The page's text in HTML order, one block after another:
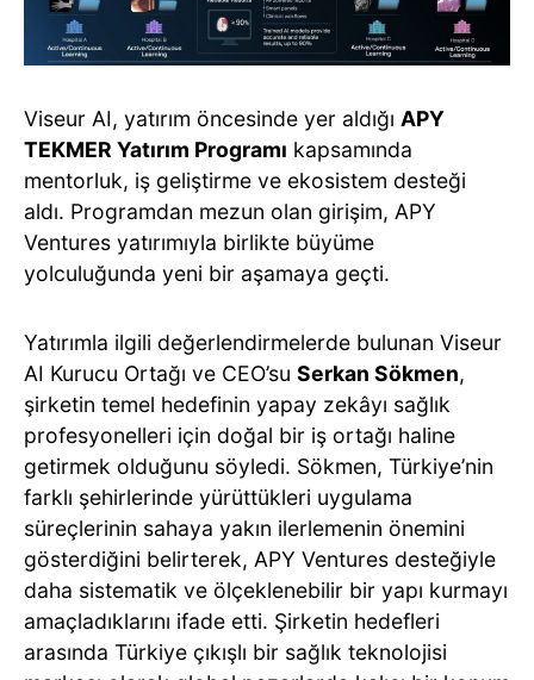
Viseur AI, yatırım öncesinde yer aldığı APY
TEKMER Yatırım Programı kapsamında
mentorluk, iş geliştirme ve ekosistem desteği
aldı. Programdan mezun olan girişim, APY
Ventures yatırımıyla birlikte büyüme
yolculuğunda yeni bir aşamaya geçti.
Yatırımla ilgili değerlendirmelerde bulunan Viseur
AI Kurucu Ortağı ve CEO’su Serkan Sökmen,
şirketin temel hedefinin yapay zekâyı sağlık
profesyonelleri için doğal bir iş ortağı haline
getirmek olduğunu söyledi. Sökmen, Türkiye’nin
farklı şehirlerinde yürüttükleri uygulama
süreçlerinin sahaya yakın ilerlemenin önemini
gösterdiğini belirterek, APY Ventures desteğiyle
daha sistematik ve ölçeklenebilir bir yapı kurmayı
amaçladıklarını ifade etti. Şirketin hedefleri
arasında Türkiye çıkışlı bir sağlık teknolojisi